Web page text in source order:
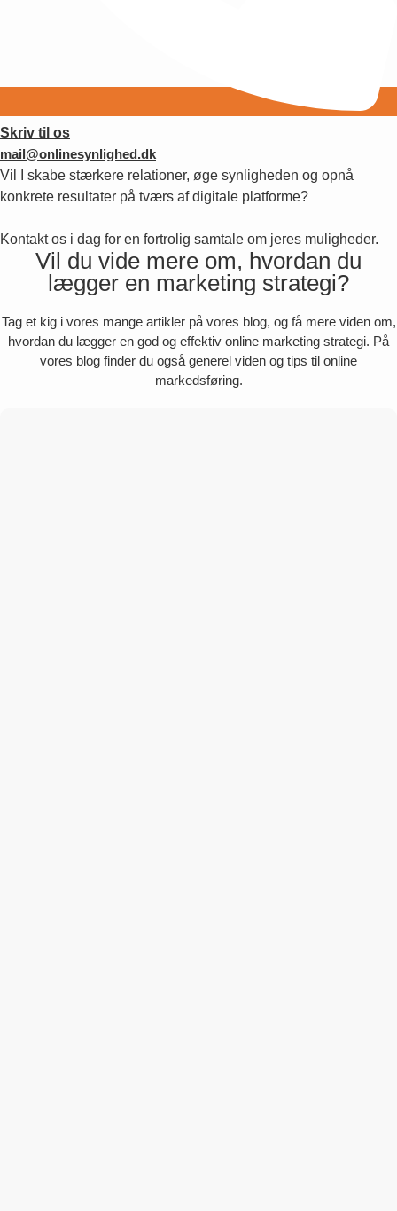
Skriv til os
mail@onlinesynlighed.dk
Vil I skabe stærkere relationer, øge synligheden og opnå
konkrete resultater på tværs af digitale platforme?
Kontakt os i dag for en fortrolig samtale om jeres muligheder.
Vil du vide mere om, hvordan du
lægger en marketing strategi?
Tag et kig i vores mange artikler på vores blog, og få mere viden om,
hvordan du lægger en god og effektiv online marketing strategi. På
vores blog finder du også generel viden og tips til online
markedsføring.